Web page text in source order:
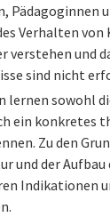
Pädagoginnen
Verhalten von
verstehen und
sind nicht
lernen sowohl
ein konkretes
Zu den
und der
Indikationen